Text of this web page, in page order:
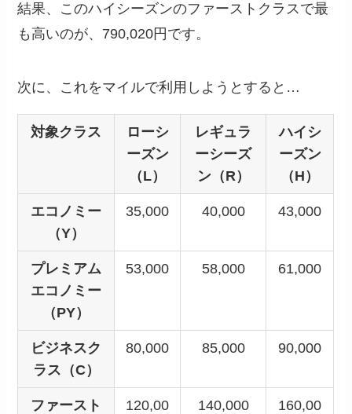
結果、このハイシーズンのファーストクラスで最
も高いのが、790,020円です。
次に、これをマイルで利用しようとすると…
対象クラス
ローシ
ーズン
（L）
レギュラ
ーシーズ
ン（R）
ハイシ
ーズン
（H）
エコノミー
（Y）
35,000 40,000 43,000
プレミアム
エコノミー
（PY）
53,000 58,000 61,000
ビジネスク
ラス（C）
80,000 85,000 90,000
ファースト
120,00
140,000
160,00